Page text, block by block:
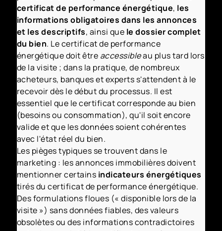
certificat de performance énergétique, les
informations obligatoires dans les annonces
et les descriptifs, ainsi que le dossier complet
du bien. Le certificat de performance
énergétique doit être accessibleau plus tard lors
de la visite ; dans la pratique, de nombreux
acheteurs, banques et experts s'attendent à le
recevoir dès le début du processus. Il est
essentiel que le certificat corresponde au bien
(besoins ou consommation), qu'il soit encore
valide et que les données soient cohérentes
avec l'état réel du bien.
Les pièges typiques se trouvent dans le
marketing : les annonces immobilières doivent
mentionner certains indicateurs énergétiques
tirés du certificat de performance énergétique.
Des formulations floues (« disponible lors de la
visite ») sans données fiables, des valeurs
obsolètes ou des informations contradictoires